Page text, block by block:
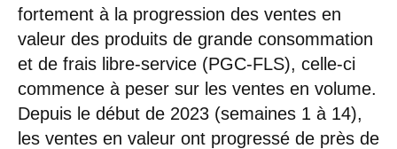
fortement à la progression des ventes en
valeur des produits de grande consommation
et de frais libre-service (PGC-FLS), celle-ci
commence à peser sur les ventes en volume.
Depuis le début de 2023 (semaines 1 à 14),
les ventes en valeur ont progressé de près de